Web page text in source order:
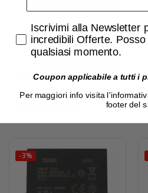
Rele' Interruttore Quid
Vimar Silenzioso 10A
-3%
Accetta di ricevere email
Iscrivimi alla Newsletter
incredibili Offerte.
qualsiasi momento.
Coupon applicabile a tutti i
Per maggiori info visita
footer del